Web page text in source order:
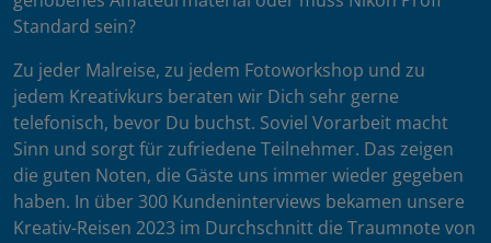
Standard sein?
Zu jeder Malreise, zu jedem Fotoworkshop und zu
jedem Kreativkurs beraten wir Dich sehr gerne
telefonisch, bevor Du buchst. Soviel Vorarbeit macht
Sinn und sorgt für zufriedene Teilnehmer. Das zeigen
die guten Noten, die Gäste uns immer wieder gegeben
haben. In über 300 Kundeninterviews bekamen unsere
Kreativ-Reisen 2023 im Durchschnitt die Traumnote von